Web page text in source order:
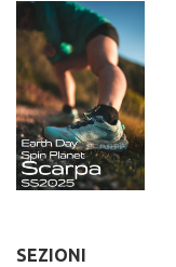
SEZIONI